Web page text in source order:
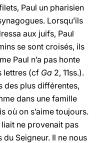
Paul un pharisien
Lorsqu’ils
aux juifs, Paul
se sont croisés, ils
Paul n’a pas honte
lettres (cf Ga 2, 11ss.).
des plus différentes,
dans une famille
où on s’aime toujours.
ne provenait pas
Seigneur. Il ne nous